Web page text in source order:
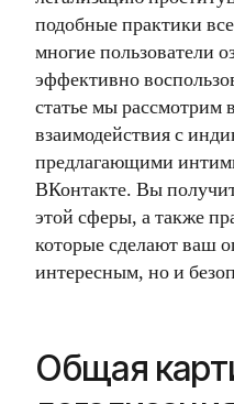
подобные практики
многие пользователи
эффективно
статье мы рассмотрим
взаимодействия с
предлагающими
ВКонтакте. Вы
этой сферы, а также
которые сделают ваш
интересным, но и
Общая